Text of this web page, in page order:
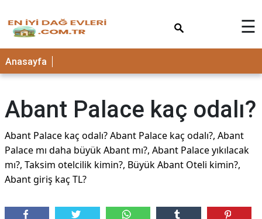
☰
Anasayfa
Abant Palace kaç odalı?
Abant Palace kaç odalı? Abant Palace kaç odalı?, Abant
Palace mı daha büyük Abant mı?, Abant Palace yıkılacak
mı?, Taksim otelcilik kimin?, Büyük Abant Oteli kimin?,
Abant giriş kaç TL?